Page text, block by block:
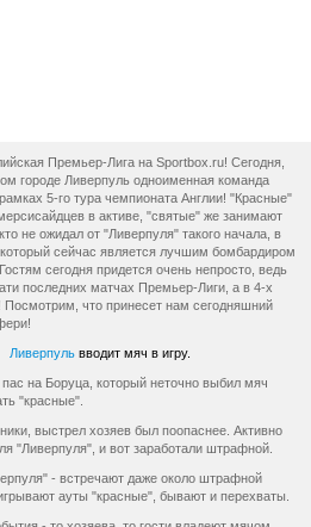
Премьер-Лига на Sportbox.ru! Сегодня,
городе Ливерпуль одноименная команда
5-го тура чемпионата Англии! "Красные"
в активе, "святые" же занимают
не ожидал от "Ливерпуля" такого начала, в
сейчас является лучшим бомбардиром
сегодня придется очень непросто, ведь
последних матчах Премьер-Лиги, а в 4-х
что принесет нам сегодняшний
Ливерпуль вводит мяч в игру.
на Боруца, который неточно выбил мяч
"красные".
выстрел хозяев был поопаснее. Активно
"Ливерпуля", и вот заработали штрафной.
- встречают даже около штрафной
ауты "красные", бывают и перехваты.